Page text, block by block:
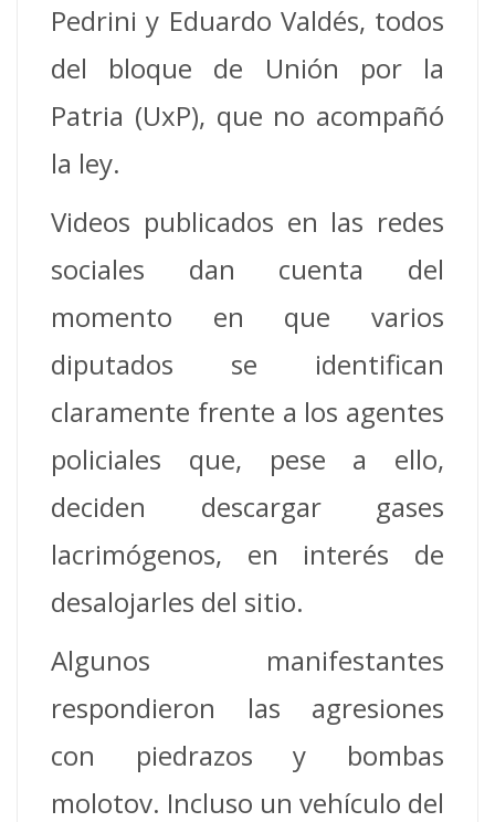
Pedrini y Eduardo Valdés, todos
del bloque de Unión por la
Patria (UxP), que no acompañó
la ley.
Videos publicados en las redes
sociales dan cuenta del
momento en que varios
diputados se identifican
claramente frente a los agentes
policiales que, pese a ello,
deciden descargar gases
lacrimógenos, en interés de
desalojarles del sitio.
Algunos manifestantes
respondieron las agresiones
con piedrazos y bombas
molotov. Incluso un vehículo del